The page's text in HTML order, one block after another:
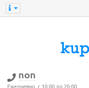
non
Ежедневно, с 10:00 до 20:00